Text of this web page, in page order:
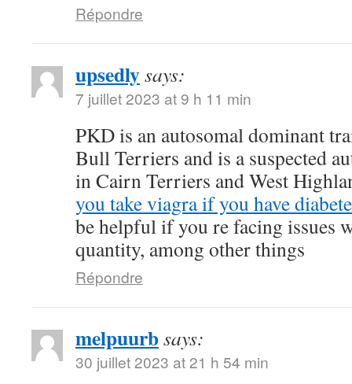
Répondre
upsedlysays:
7 juillet 2023 at 9 h 11 min
PKD is an autosomal dominant
Bull Terriers and is a suspected
in Cairn Terriers and West
you take viagra if you have
be helpful if you re facing issues
quantity, among other things
Répondre
melpuurbsays:
30 juillet 2023 at 21 h 54 min